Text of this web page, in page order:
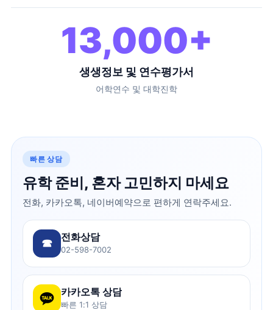
13,000+
생생정보 및 연수평가서
어학연수 및 대학진학
빠른 상담
유학 준비, 혼자 고민하지 마세요
전화, 카카오톡, 네이버예약으로 편하게 연락주세요.
☎ 전화상담
02-598-7002
카카오톡 상담
빠른 1:1 상담